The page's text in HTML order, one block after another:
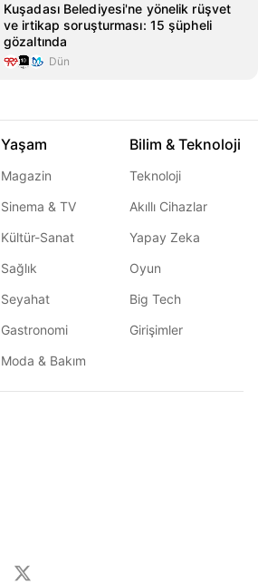
Kuşadası Belediyesi'ne yönelik rüşvet
ve irtikap soruşturması: 15 şüpheli
gözaltında
Dün
Yaşam
Magazin
Sinema & TV
Kültür-Sanat
Sağlık
Seyahat
Gastronomi
Moda & Bakım
Bilim & Teknoloji
Teknoloji
Akıllı Cihazlar
Yapay Zeka
Oyun
Big Tech
Girişimler